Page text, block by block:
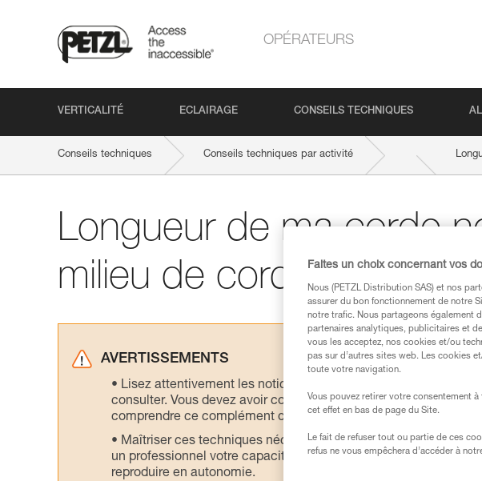
OPÉRATEURS
VERTICALITÉ ECLAIRAGE CONSEILS TECHNIQUES
Conseils techniques Conseils techniques par activité
Longueur de ma corde
milieu de corde
AVERTISSEMENTS
Lisez attentivement les notices techniques des produits
consulter. Vous devez avoir compris les informations de la
comprendre ce complément d’informations.
Maîtriser ces techniques nécessite une formation et un
un professionnel votre capacité à refaire la manipulation, seul,
reproduire en autonomie.
Faites un choix concernant vos
Nous (PETZL Distribution SAS) et nos
assurer du bon fonctionnement de notre
notre trafic. Nous partageons également
partenaires analytiques, publicitaires et
vous les acceptez, nos cookies et/ou
pas sur d’autres sites web. Les cookies
toute votre navigation.
Vous pouvez retirer votre consentement
cet effet en bas de page du Site.
Le fait de refuser tout ou partie de ces
refus ne vous empêchera d’accéder à